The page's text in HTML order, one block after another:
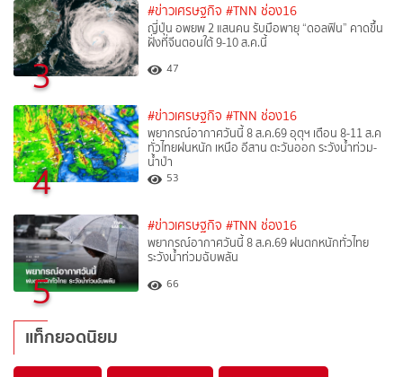
3
#ข่าวเศรษฐกิจ #TNN ช่อง16
ญี่ปุ่น อพยพ 2 แสนคน รับมือพายุ “ดอลฟิน” คาดขึ้น
ฝั่งที่จีนตอนใต้ 9-10 ส.ค.นี้
47
4
#ข่าวเศรษฐกิจ #TNN ช่อง16
พยากรณ์อากาศวันนี้ 8 ส.ค.69 อุตุฯ เตือน 8-11 ส.ค
ทั่วไทยฝนหนัก เหนือ อีสาน ตะวันออก ระวังน้ำท่วม-
น้ำป่า
53
5
#ข่าวเศรษฐกิจ #TNN ช่อง16
พยากรณ์อากาศวันนี้ 8 ส.ค.69 ฝนตกหนักทั่วไทย
ระวังน้ำท่วมฉับพลัน
66
แท็กยอดนิยม